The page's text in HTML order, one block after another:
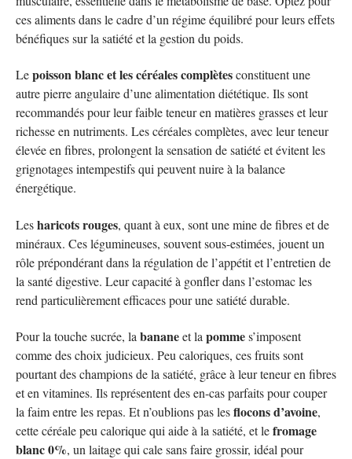
ces aliments dans le cadre d’un régime équilibré pour leurs effets
bénéfiques sur la satiété et la gestion du poids.
Lepoisson blanc et les céréales complètesconstituent une
autre pierre angulaire d’une alimentation diététique. Ils sont
recommandés pour leur faible teneur en matières grasses et leur
richesse en nutriments. Les céréales complètes, avec leur teneur
élevée en fibres, prolongent la sensation de satiété et évitent les
grignotages intempestifs qui peuvent nuire à la balance
énergétique.
Lesharicots rouges, quant à eux, sont une mine de fibres et de
minéraux. Ces légumineuses, souvent sous-estimées, jouent un
rôle prépondérant dans la régulation de l’appétit et l’entretien de
la santé digestive. Leur capacité à gonfler dans l’estomac les
rend particulièrement efficaces pour une satiété durable.
Pour la touche sucrée, la bananeet la pommes’imposent
comme des choix judicieux. Peu caloriques, ces fruits sont
pourtant des champions de la satiété, grâce à leur teneur en fibres
et en vitamines. Ils représentent des en-cas parfaits pour couper
la faim entre les repas. Et n’oublions pas lesflocons d’avoine,
cette céréale peu calorique qui aide à la satiété, et lefromage
blanc 0%, un laitage qui cale sans faire grossir, idéal pour